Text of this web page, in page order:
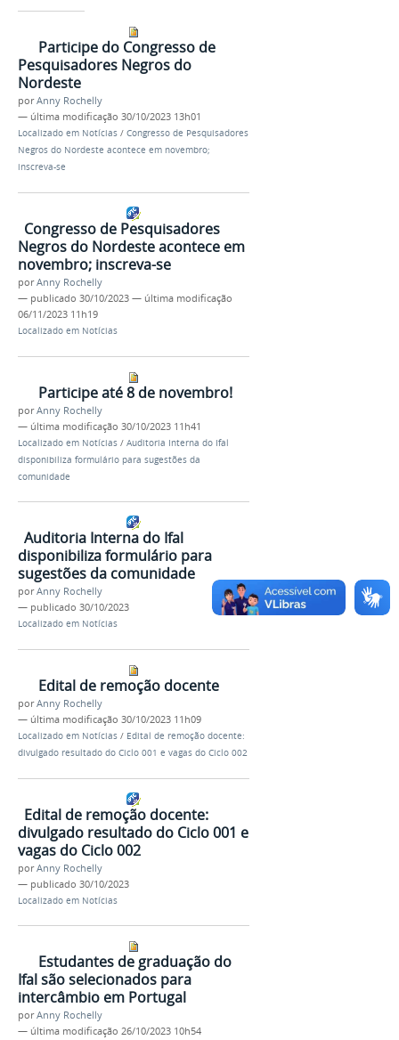
Participe do Congresso de
Pesquisadores Negros do
Nordeste
porAnny Rochelly
— última modificação 30/10/2023 13h01
Localizado em Notícias / Congresso de Pesquisadores
Negros do Nordeste acontece em novembro;
inscreva-se
Congresso de Pesquisadores
Negros do Nordeste acontece em
novembro; inscreva-se
porAnny Rochelly
— publicado 30/10/2023 — última modificação
06/11/2023 11h19
Localizado em Notícias
Participe até 8 de novembro!
porAnny Rochelly
— última modificação 30/10/2023 11h41
Localizado em Notícias / Auditoria Interna do Ifal
disponibiliza formulário para sugestões da
comunidade
Auditoria Interna do Ifal
disponibiliza formulário para
sugestões da comunidade
porAnny Rochelly
— publicado 30/10/2023
Localizado em Notícias
Edital de remoção docente
porAnny Rochelly
— última modificação 30/10/2023 11h09
Localizado em Notícias / Edital de remoção docente:
divulgado resultado do Ciclo 001 e vagas do Ciclo 002
Edital de remoção docente:
divulgado resultado do Ciclo 001 e
vagas do Ciclo 002
porAnny Rochelly
— publicado 30/10/2023
Localizado em Notícias
Estudantes de graduação do
Ifal são selecionados para
intercâmbio em Portugal
porAnny Rochelly
— última modificação 26/10/2023 10h54